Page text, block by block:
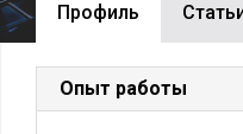
Профиль
Опыт работы